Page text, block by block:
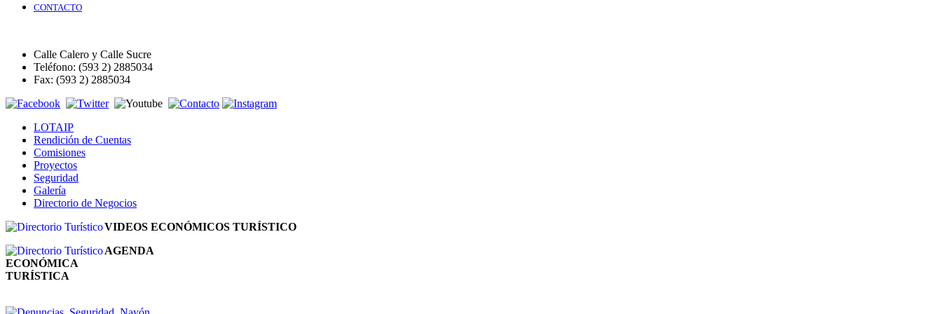
CONTACTO
Calle Calero y Calle Sucre
Teléfono: (593 2) 2885034
Fax: (593 2) 2885034
LOTAIP
Rendición de Cuentas
Comisiones
Proyectos
Seguridad
Galería
Directorio de Negocios
VIDEOS ECONÓMICOS TURÍSTICO
AGENDA
ECONÓMICA
TURÍSTICA